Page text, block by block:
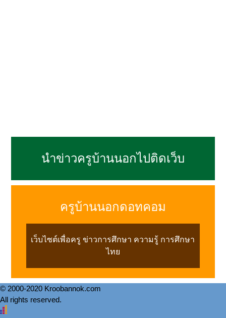
นำข่าวครูบ้านนอกไปติดเว็บ
ครูบ้านนอกดอทคอม
เว็บไซต์เพื่อครู ข่าวการศึกษา ความรู้ การศึกษา
ไทย
© 2000-2020 Kroobannok.com
All rights reserved.